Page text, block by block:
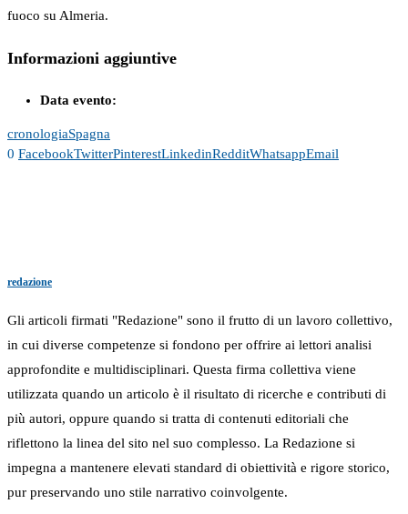
fuoco su Almeria.
Informazioni aggiuntive
Data evento:
cronologiaSpagna
0 FacebookTwitterPinterestLinkedinRedditWhatsappEmail
redazione
Gli articoli firmati "Redazione" sono il frutto di un lavoro collettivo,
in cui diverse competenze si fondono per offrire ai lettori analisi
approfondite e multidisciplinari. Questa firma collettiva viene
utilizzata quando un articolo è il risultato di ricerche e contributi di
più autori, oppure quando si tratta di contenuti editoriali che
riflettono la linea del sito nel suo complesso. La Redazione si
impegna a mantenere elevati standard di obiettività e rigore storico,
pur preservando uno stile narrativo coinvolgente.